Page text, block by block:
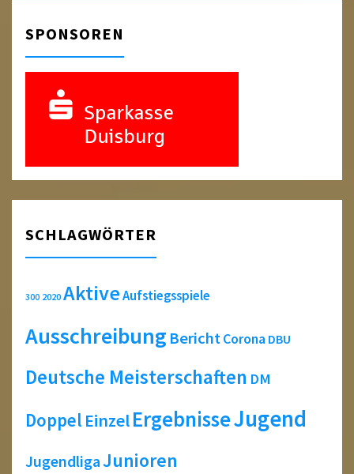
SPONSOREN
SCHLAGWÖRTER
300 2020 AktiveAufstiegsspiele
Ausschreibung BerichtCorona DBU
Deutsche Meisterschaften DM
Doppel EinzelErgebnisseJugend
JugendligaJunioren